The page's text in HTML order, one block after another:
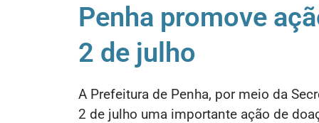
Penha promove
2 de julho
A Prefeitura de Penha, por meio da
2 de julho uma importante ação de